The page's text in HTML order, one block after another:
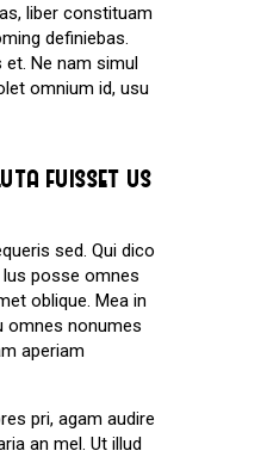
liber constituam
definiebas.
Ne nam simul
omnium id, usu
fuisset us
sed. Qui dico
posse omnes
oblique. Mea in
omnes nonumes
aperiam
pri, agam audire
an mel. Ut illud